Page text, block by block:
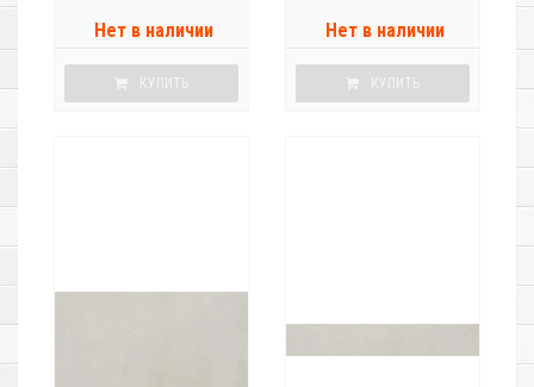
Нет в наличии
КУПИТЬ
Нет в наличии
КУПИТЬ